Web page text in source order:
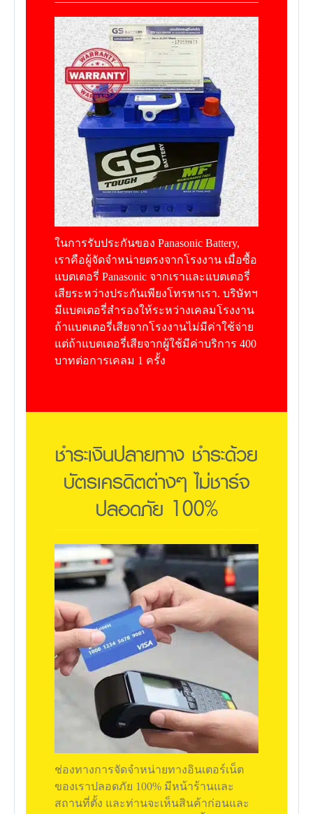
ในการรับประกันของ Panasonic Battery,
เราคือผู้จัดจำหน่ายตรงจากโรงงาน เมื่อซื้อ
แบตเตอรี่ Panasonic จากเราและแบตเตอรี่
เสียระหว่างประกันเพียงโทรหาเรา. บริษัทฯ
มีแบตเตอรี่สำรองให้ระหว่างเคลมโรงงาน
ถ้าแบตเตอรี่เสียจากโรงงานไม่มีค่าใช้จ่าย
แต่ถ้าแบตเตอรี่เสียจากผู้ใช้มีค่าบริการ 400
บาทต่อการเคลม 1 ครั้ง
ชำระเงินปลายทาง ชำระด้วย
บัตรเครดิตต่างๆ ไม่ชาร์จ
ปลอดภัย 100%
ช่องทางการจัดจำหน่ายทางอินเตอร์เน็ต
ของเราปลอดภัย 100% มีหน้าร้านและ
สถานที่ตั้ง และท่านจะเห็นสินค้าก่อนและ